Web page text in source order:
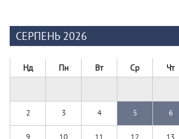
СЕРПЕНЬ 2026
Нд Пн Вт Ср Чт
2 3 4 5 6
9 10 11 12 13